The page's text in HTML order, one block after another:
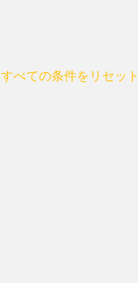
すべての条件をリセット